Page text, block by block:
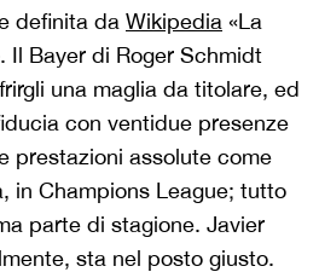
definita da Wikipedia «La
Il Bayer di Roger Schmidt
una maglia da titolare, ed
con ventidue presenze
prestazioni assolute come
in Champions League; tutto
parte di stagione. Javier
sta nel posto giusto.